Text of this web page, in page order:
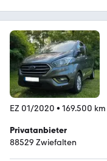
EZ 01/2020 • 169.500 km
Privatanbieter
88529 Zwiefalten